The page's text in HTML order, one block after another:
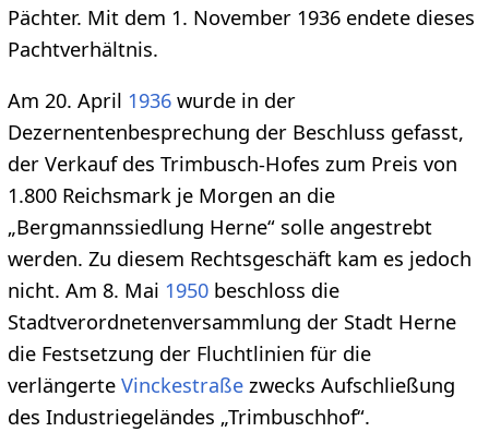
Pächter. Mit dem 1. November 1936 endete dieses
Pachtverhältnis.
Am 20. April 1936wurde in der
Dezernentenbesprechung der Beschluss gefasst,
der Verkauf des Trimbusch-Hofes zum Preis von
1.800 Reichsmark je Morgen an die
„Bergmannssiedlung Herne“ solle angestrebt
werden. Zu diesem Rechtsgeschäft kam es jedoch
nicht. Am 8. Mai 1950beschloss die
Stadtverordnetenversammlung der Stadt Herne
die Festsetzung der Fluchtlinien für die
verlängerte Vinckestraßezwecks Aufschließung
des Industriegeländes „Trimbuschhof“.